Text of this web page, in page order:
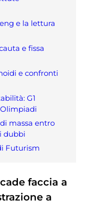
e la lettura
e fissa
e confronti
G1
massa entro
dubbi
Futurism
faccia a
a